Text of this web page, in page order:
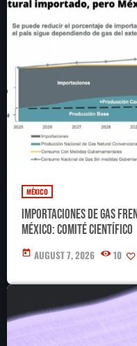
MÉXICO
Importaciones de gas
México: Comité científico
today AUGUST 7, 2026 10